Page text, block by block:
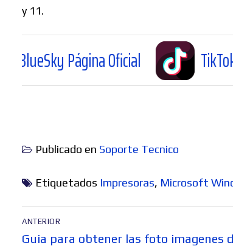
y 11.
Oficial TikTok Canal
Publicado en Soporte Tecnico
Etiquetados Impresoras, Microsoft
Navegación
de
ANTERIOR
Entrada
Guia para obtener las foto imagenes